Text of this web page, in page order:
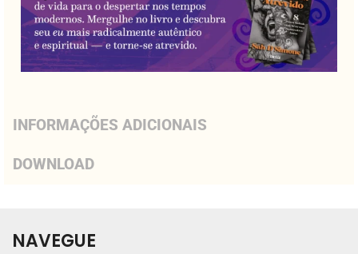
INFORMAÇÕES ADICIONAIS
DOWNLOAD
NAVEGUE